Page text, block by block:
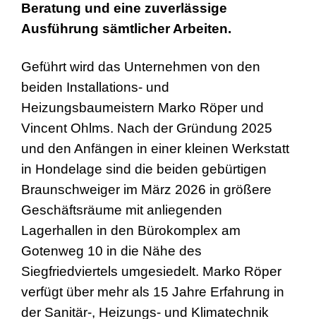
Beratung und eine zuverlässige
Ausführung sämtlicher Arbeiten.
Geführt wird das Unternehmen von den
beiden Installations- und
Heizungsbaumeistern Marko Röper und
Vincent Ohlms. Nach der Gründung 2025
und den Anfängen in einer kleinen Werkstatt
in Hondelage sind die beiden gebürtigen
Braunschweiger im März 2026 in größere
Geschäftsräume mit anliegenden
Lagerhallen in den Bürokomplex am
Gotenweg 10 in die Nähe des
Siegfriedviertels umgesiedelt. Marko Röper
verfügt über mehr als 15 Jahre Erfahrung in
der Sanitär-, Heizungs- und Klimatechnik